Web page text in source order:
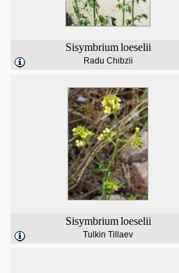
Sisymbrium loeselii
Radu Chibzii
Sisymbrium loeselii
Tulkin Tillaev